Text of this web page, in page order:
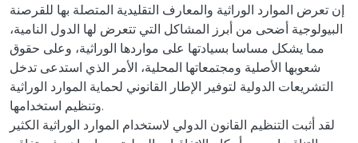
إن تعرض الموارد الوراثية والمعارف التقليدية المتصلة بها للقرصنة
البيولوجية أضحى من أبرز المشاكل التي تتعرض لها الدول النامية،
مما يشكل مساسا بسيادتها على مواردها الوراثية، وعلى حقوق
شعوبها الأصلية ومجتمعاتها المحلية، الأمر الذي استدعى تدخل
التشريعات الدولية لتوفير الإطار القانوني لحماية الموارد الوراثية
وتنظيم استخدامها.
لقد أثبت التنظيم القانون الدولي لاستخدام الموارد الوراثية الكثير